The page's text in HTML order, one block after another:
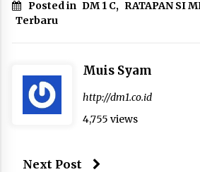
Posted in DM 1 C, RATAPAN SI
Terbaru
Muis Syam
http://dm1.co.id
4,755 views
Next Post